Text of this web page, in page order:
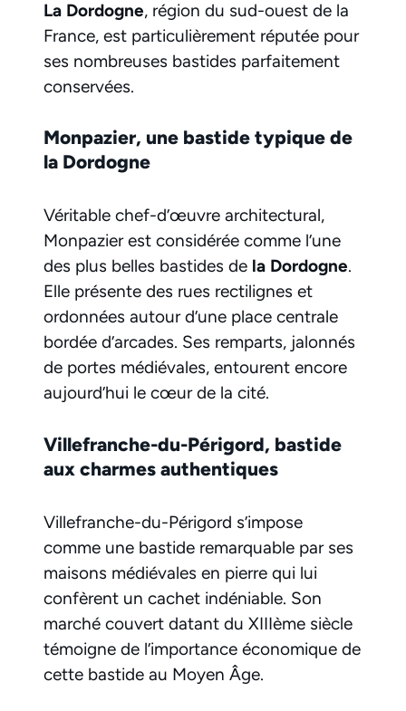
La Dordogne, région du sud-ouest de la
France, est particulièrement réputée pour
ses nombreuses bastides parfaitement
conservées.
Monpazier, une bastide typique de
la Dordogne
Véritable chef-d’œuvre architectural,
Monpazier est considérée comme l’une
des plus belles bastides de la Dordogne.
Elle présente des rues rectilignes et
ordonnées autour d’une place centrale
bordée d’arcades. Ses remparts, jalonnés
de portes médiévales, entourent encore
aujourd’hui le cœur de la cité.
Villefranche-du-Périgord, bastide
aux charmes authentiques
Villefranche-du-Périgord s’impose
comme une bastide remarquable par ses
maisons médiévales en pierre qui lui
confèrent un cachet indéniable. Son
marché couvert datant du XIIIème siècle
témoigne de l’importance économique de
cette bastide au Moyen Âge.